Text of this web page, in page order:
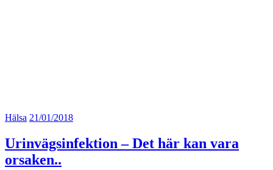
Hälsa 21/01/2018
Urinvägsinfektion – Det här kan vara
orsaken..